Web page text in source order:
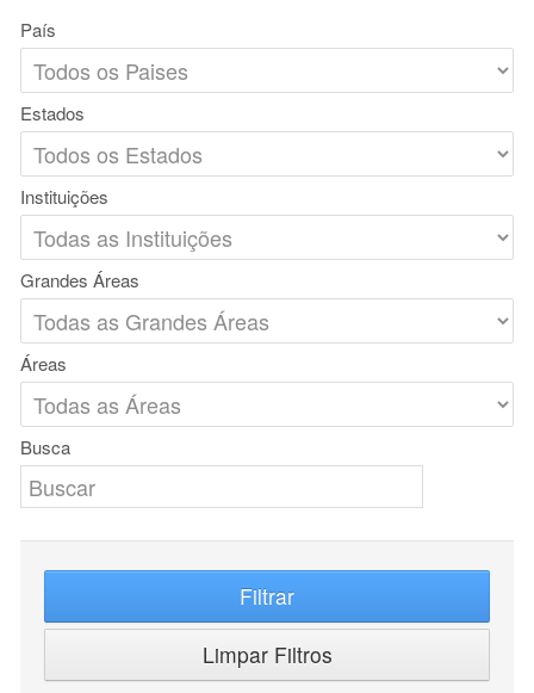
País
Estados
Instituições
Grandes Áreas
Áreas
Busca
Filtrar
Limpar Filtros